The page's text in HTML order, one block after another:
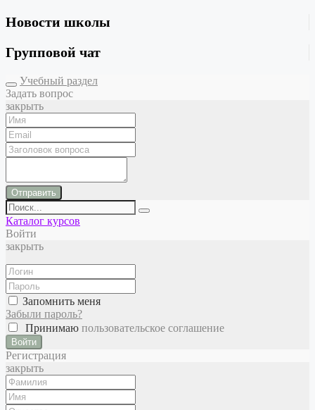
Новости школы
Групповой чат
Учебный раздел
Задать вопрос
закрыть
Отправить
Каталог курсов
Войти
закрыть
Запомнить меня
Забыли пароль?
Принимаю пользовательское соглашение
Войти
Регистрация
закрыть